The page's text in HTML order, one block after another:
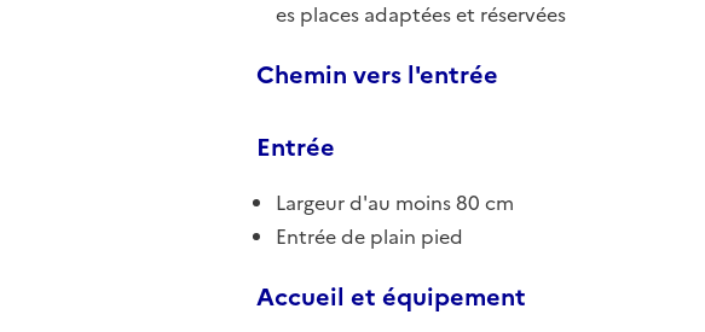
es places adaptées et réservées
Chemin vers l'entrée
Entrée
Largeur d'au moins 80 cm
Entrée de plain pied
Accueil et équipement